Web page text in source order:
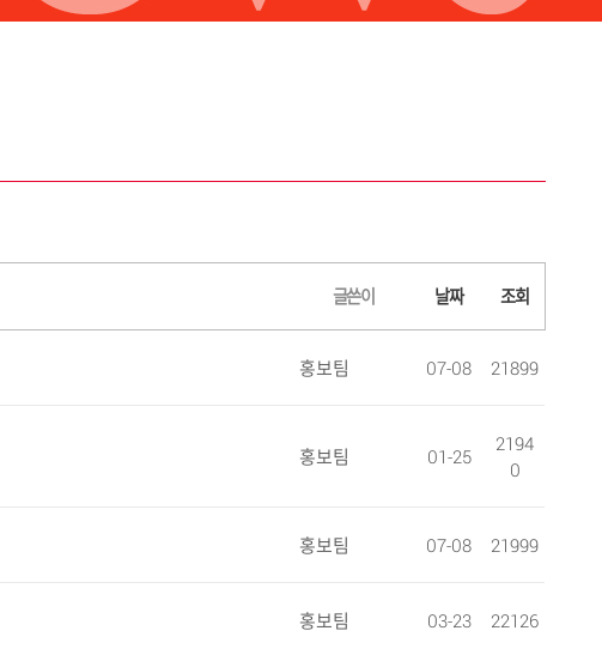
글쓴이 날짜 조회
홍보팀 07-08 21899
홍보팀 01-25
2194
0
홍보팀 07-08 21999
홍보팀 03-23 22126